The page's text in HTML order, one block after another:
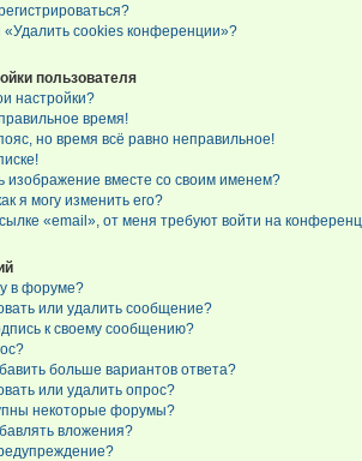
«Удалить cookies конференции»?
пользователя
настройки?
время!
но время всё равно неправильное!
изображение вместе со своим именем?
я могу изменить его?
«email», от меня требуют войти на
в форуме?
или удалить сообщение?
к своему сообщению?
больше вариантов ответа?
или удалить опрос?
некоторые форумы?
вложения?